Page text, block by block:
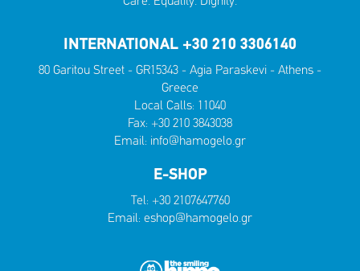
INTERNATIONAL +30 210 3306140
80 Garitou Street - GR15343 - Agia Paraskevi - Athens -
Greece
Local Calls: 11040
Fax: +30 210 3843038
Email: info@hamogelo.gr
E-SHOP
Tel: +30 2107647760
Email: eshop@hamogelo.gr